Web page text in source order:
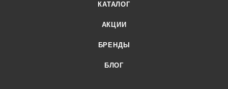
КАТАЛОГ
АКЦИИ
БРЕНДЫ
БЛОГ